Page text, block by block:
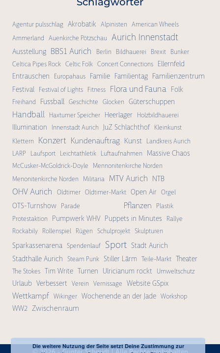
Schlagwörter
Agentur pulsschlag Akrobatik Alpinisten American Wheels
Ammerland Auenkirche Pötzschau Aurich Innenstadt
Ausstellung BBS1 Aurich Berlin Bildhauerei Brexit Bunker
Celtica Pipes Rock Celtic Folk Concert Connections Ellernfeld
Entrauschen
Europahaus Familie Familientag Familienzentrum
Festival Festival of Lights Fitness Flora und Fauna Folk
Freihand Fussball Geschichte Glocken Güterschuppen
Handball Haxtumer Speicher Heerlager Holzbildhauerei
Illumination Innenstadt Aurich JuZ Schlachthof Kleinkunst
Klettern
Konzert Kundenauftrag Kunst Landkreis Aurich
LARP Laufsport Leichtathletik Luftaufnahmen Massive Chaos
McCusker-McGoldrick-Doyle
Mennonitenkirche Norden
Menonitenkirche Norden
Militaria MTV Aurich NTB
OHV Aurich Oldtimer Oldtimer-Markt Open Air Orgel
OTS-Turnshow Parade Pflanzen
Plastik
Protestaktion
Pumpwerk WHV Puppets in Minutes
Rallye
Rockabily Rollenspiel Rügen Schulprojekt Skulpturen
Sparkassenarena Spendenlauf Sport Stadt Aurich
Stadthalle Aurich Steam Punk Stiller Lärm Teile-Markt Theater
The Stokes Tim Write Turnen Ulricianum rockt Umweltschutz
Urlaub Verbessert Verein Vernissage Website GSpix
Wettkampf Wikinger Wochenende an der Jade Workshop
WW2 Zwischenraum
Die weitere Nutzung der Seite setzt Deine Zustimmung zur